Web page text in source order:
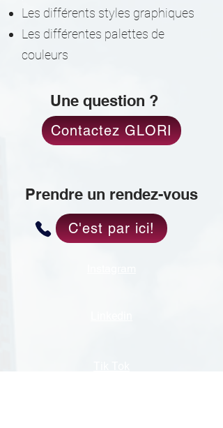
Les différents styles graphiques
Les différentes palettes de
couleurs
Une question ?
Contactez GLORI
Prendre un rendez-vous
C'est par ici!